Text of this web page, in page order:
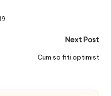
Next Post
Cum sa fiti optimist